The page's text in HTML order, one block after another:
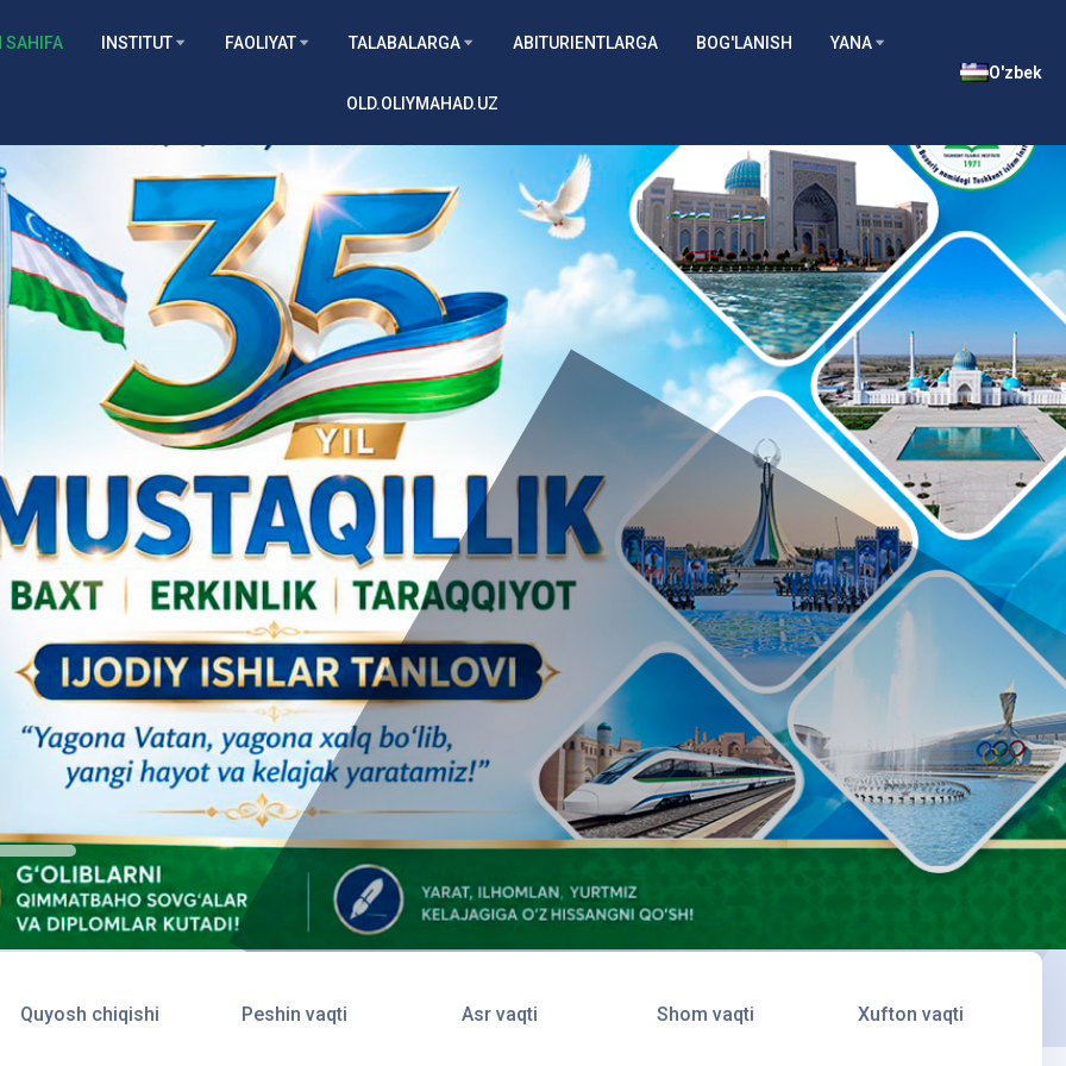
SAHIFA INSTITUT FAOLIYAT TALABALARGA ABITURIENTLARGA BOG'LANISH YANA
OLD.OLIYMAHAD.UZ
O'zbek
Quyosh chiqishi Peshin vaqti Asr vaqti Shom vaqti Xufton vaqti